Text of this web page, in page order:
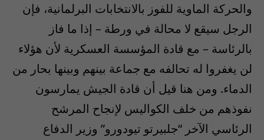
والحركة الماوية للفوز بالانتخابات البرلمانية، فإن
الرجل سيقع لا محالة في ورطة – إذا ما فاز
بالرئاسة – مع قادة المؤسسة العسكرية لأن هؤلاء
لن يغفروا له تحالفه مع جماعة بينهم وبينها بحار من
الدماء. ومن هنا قيل أن قادة الجيش يمارسون
نفوذهم من خلف الكواليس لإنجاح المرشح
الرئاسي الآخر “جلبيرتو تيودورو” وزير الدفاع